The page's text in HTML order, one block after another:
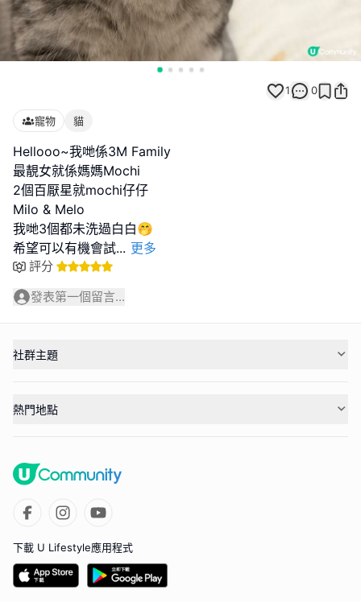
1 0
寵物 貓
Hellooo~我哋係3M Family
最靚女就係媽媽Mochi
2個百厭星就mochi仔仔
Milo & Melo
我哋3個都未洗過白白🤭
希望可以有機會試... 更多
評分
發表第一個留言...
社群主題
熱門地點
下載 U Lifestyle應用程式